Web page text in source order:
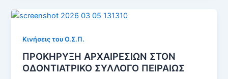
Κινήσεις του Ο.Σ.Π.
ΠΡΟΚΗΡΥΞΗ ΑΡΧΑΙΡΕΣΙΩΝ ΣΤΟΝ
ΟΔΟΝΤΙΑΤΡΙΚΟ ΣΥΛΛΟΓΟ ΠΕΙΡΑΙΩΣ